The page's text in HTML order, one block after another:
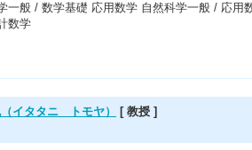
一般 / 数学基礎 応用数学 自然科学一般 / 応用
数学
イタタニ トモヤ） [ 教授 ]